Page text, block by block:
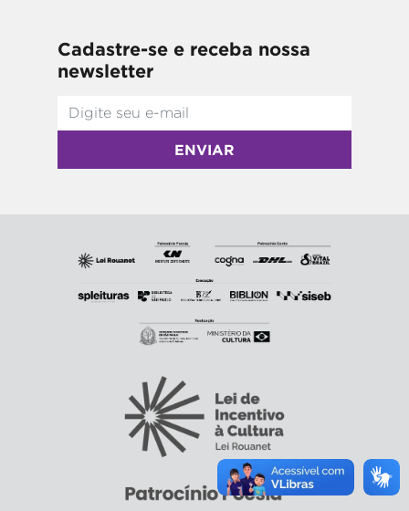
Cadastre-se e receba nossa
newsletter
ENVIAR